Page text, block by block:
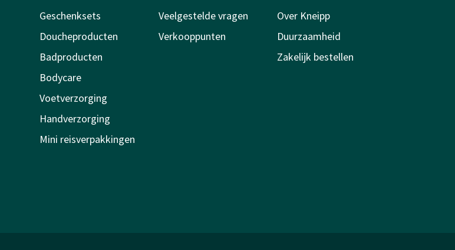
Geschenksets
Doucheproducten
Badproducten
Bodycare
Voetverzorging
Handverzorging
Mini reisverpakkingen
Veelgestelde vragen
Verkooppunten
Over Kneipp
Duurzaamheid
Zakelijk bestellen